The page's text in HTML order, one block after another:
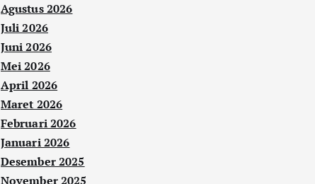
Agustus 2026
Juli 2026
Juni 2026
Mei 2026
April 2026
Maret 2026
Februari 2026
Januari 2026
Desember 2025
November 2025